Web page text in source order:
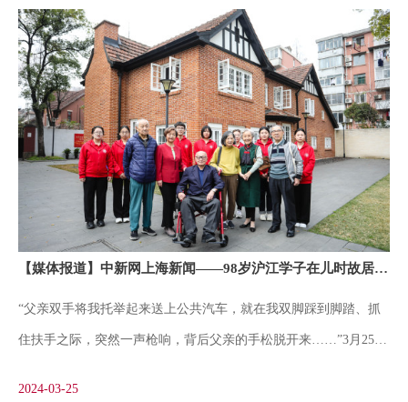
将到来之际，刘光华校友在亲属的陪同下，来到留下自己儿时记忆
的故居，缅怀父亲、追忆历史，也为在场的师生们带来了一堂生动
的思政课。98岁的沪江大学首位华人校长刘湛恩之子刘光华讲述红
色历史坐在轮椅上，面对着主题馆展陈中刘湛恩的大幅相片，刘光
华动情地回忆起86年前父亲殉难时的场景，师生和亲友们无不动
容。档案馆肖琳琳老师作为校史研究工作者担当活动讲解者，她感
慨地说：“之前是通过资料和展板了解那段红色历史，今天历史的
亲历者就在面前，那些曾经只出现在史料上的名字和事迹变得生动
研究线索，激励着她在今后的工作中深耕校史研究、传播校史文
化、赓续红色文脉。学生志愿讲解员在现场聆听了烈士后人的讲
【媒体报道】中新网上海新闻——98岁沪江学子在儿时故居带来一堂生动“大思政课”
“父亲双手将我托举起来送上公共汽车，就在我双脚踩到脚踏、抓
住扶手之际，突然一声枪响，背后父亲的手松脱开来……”3月25
2024-03-25